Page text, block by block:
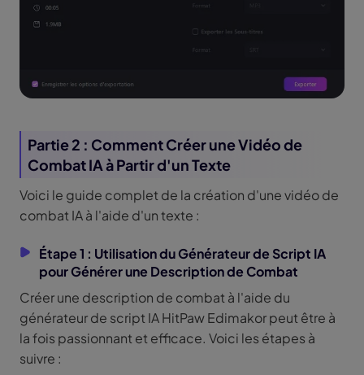
Partie 2 : Comment Créer une Vidéo de
Combat IA à Partir d'un Texte
Voici le guide complet de la création d'une vidéo de
combat IA à l'aide d'un texte :
Étape 1 : Utilisation du Générateur de Script IA
pour Générer une Description de Combat
Créer une description de combat à l'aide du
générateur de script IA HitPaw Edimakor peut être à
la fois passionnant et efficace. Voici les étapes à
suivre :